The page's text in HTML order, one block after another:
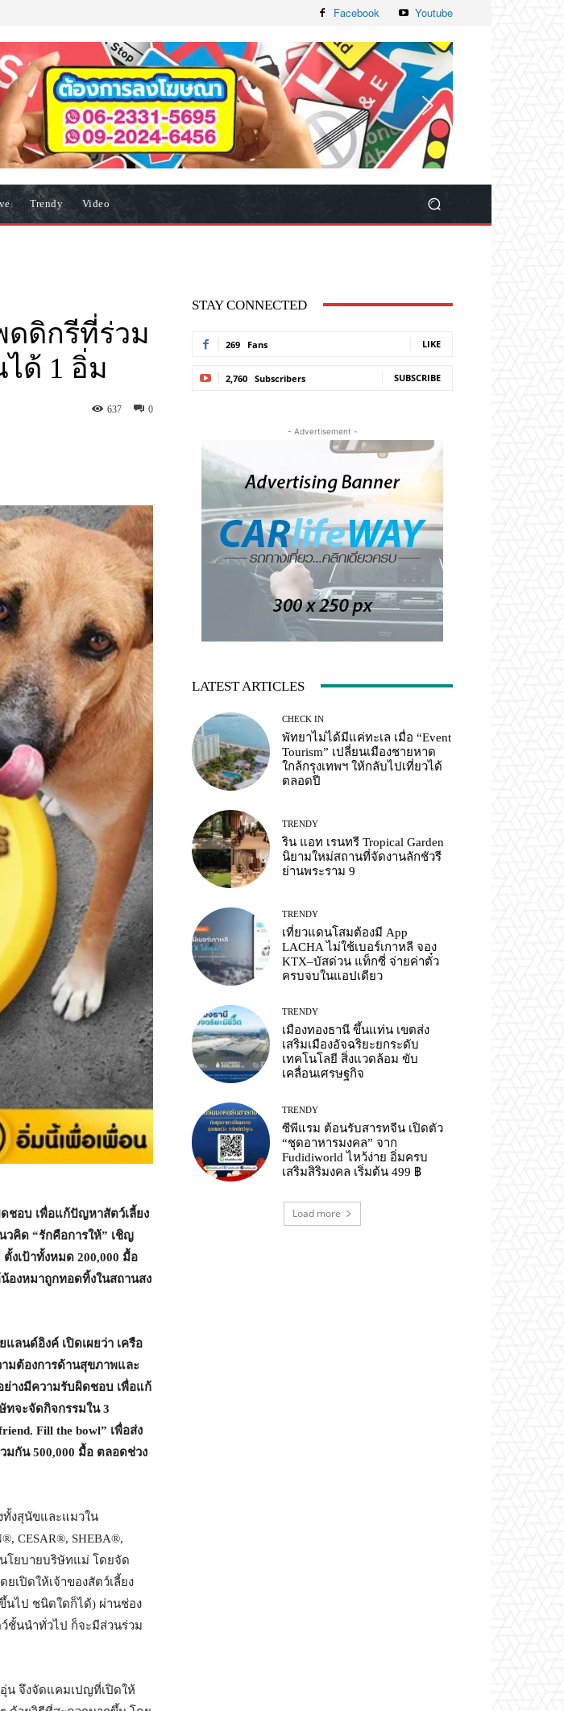
Facebook Youtube
Trendy Video
ดดิกรีที่ร่วม
ได้ 1 อิ่ม
0
637
ชอบ เพื่อแก้ปัญหาสัตว์เลี้ยง
วคิด “รักคือการให้” เชิญ
ตั้งเป้าทั้งหมด 200,000 มื้อ
องหมาถูกทอดทิ้งในสถานสง
ลนด์อิงค์ เปิดเผยว่า เครือ
มต้องการด้านสุขภาพและ
ย่างมีความรับผิดชอบ เพื่อแก้
ทจะจัดกิจกรรมใน3
Fill the bowl” เพื่อส่ง
มกัน500,000 มื้อ ตลอดช่วง
ทั้งสุนัขและแมวใน
CESAR®, SHEBA®,
โยบายบริษัทแม่ โดยจัด
เปิดให้เจ้าของสัตว์เลี้ยง
นไป ชนิดใดก็ได้) ผ่านช่อง
ชั้นนำทั่วไป ก็จะมีส่วนร่วม
น จึงจัดแคมเปญที่เปิดให้
STAY CONNECTED
269 Fans LIKE
2,760 Subscribers SUBSCRIBE
- Advertisement -
LATEST ARTICLES
CHECK IN
พัทยาไม่ได้มีแค่ทะเล เมื่อ “Event
Tourism” เปลี่ยนเมืองชายหาด
ใกล้กรุงเทพฯ ให้กลับไปเที่ยวได้
ตลอดปี
TRENDY
ริน แอท เรนทรี Tropical Garden
นิยามใหม่สถานที่จัดงานลักชัวรี
ย่านพระราม 9
TRENDY
เที่ยวแดนโสมต้องมี App
LACHA ไม่ใช้เบอร์เกาหลี จอง
KTX–บัสด่วน แท็กซี่ จ่ายค่าตั๋ว
ครบจบในแอปเดียว
TRENDY
เมืองทองธานี ขึ้นแท่น เขตส่ง
เสริมเมืองอัจฉริยะยกระดับ
เทคโนโลยี สิ่งแวดล้อม ขับ
เคลื่อนเศรษฐกิจ
TRENDY
ซีพีแรม ต้อนรับสารทจีน เปิดตัว
“ชุดอาหารมงคล” จาก
Fudidiworld ไหว้ง่าย อิ่มครบ
เสริมสิริมงคล เริ่มต้น 499 ฿
Load more